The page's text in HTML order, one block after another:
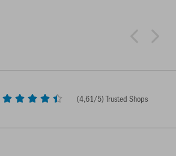
(4,61/5) Trusted Shops